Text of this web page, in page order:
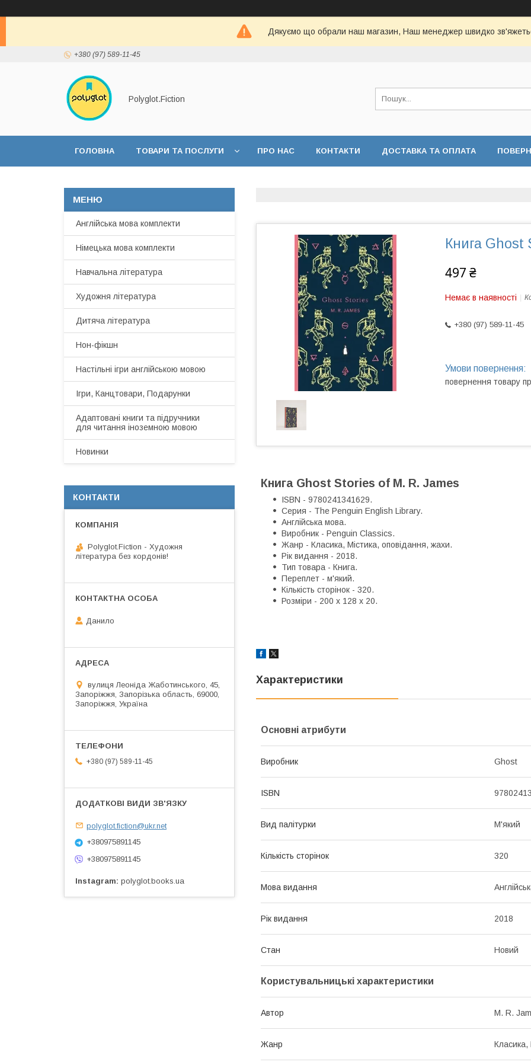
Дякуємо що обрали наш магазин, Наш менеджер швидко
+380 (97) 589-11-45
Polyglot.Fiction
ГОЛОВНА ТОВАРИ ТА ПОСЛУГИ ПРО НАС КОНТАКТИ ДОСТАВКА ТА ОПЛАТА
Книга Ghost
497 ₴
Немає в наявності
+380 (97) 589-11-45
повернення товару
Книга Ghost Stories of M. R. James
ISBN - 9780241341629.
Серия - The Penguin English Library.
Англійська мова.
Виробник - Penguin Classics.
Жанр - Класика, Містика, оповідання, жахи.
Рік видання - 2018.
Тип товара - Книга.
Переплет - м'який.
Кількість сторінок - 320.
Розміри - 200 x 128 x 20.
Характеристики
Основні атрибути
Виробник Ghost
ISBN
Вид палітурки М'який
Кількість сторінок 320
Мова видання
Рік видання 2018
Стан Новий
Користувальницькі характеристики
Автор M. R.
Жанр Класика,
Англійська мова комплекти
Німецька мова комплекти
Навчальна література
Художня література
Дитяча література
Нон-фікшн
Настільні ігри англійською мовою
Ігри, Канцтовари, Подарунки
Адаптовані книги та підручники
для читання іноземною мовою
Новинки
КОНТАКТИ
Polyglot.Fiction - Художня
література без кордонів!
Данило
вулиця Леоніда Жаботинського, 45,
Запоріжжя, Запорізька область, 69000,
Запоріжжя, Україна
+380 (97) 589-11-45
polyglot.fiction@ukr.net
+380975891145
+380975891145
Instagram polyglot.books.ua